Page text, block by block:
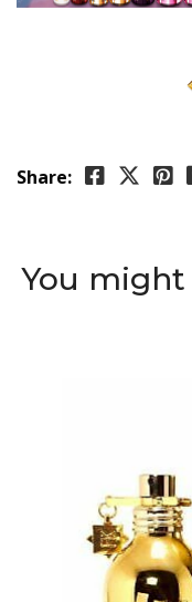
Share:
You might